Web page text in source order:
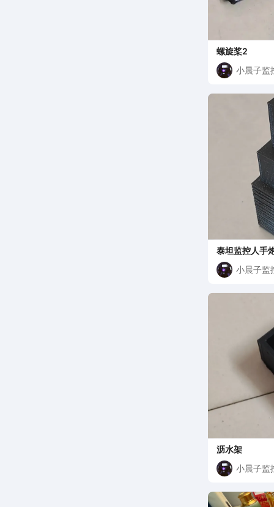
螺旋桨2
小晨子监
泰坦监控人手
小晨子监
沥水架
小晨子监